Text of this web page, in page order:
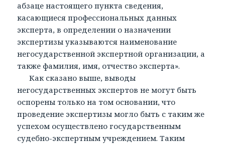
абзаце настоящего пункта сведения,
касающиеся профессиональных данных
эксперта, в определении о назначении
экспертизы указываются наименование
негосударственной экспертной организации, а
также фамилия, имя, отчество эксперта».
Как сказано выше, выводы
негосударственных экспертов не могут быть
оспорены только на том основании, что
проведение экспертизы могло быть с таким же
успехом осуществлено государственным
судебно-экспертным учреждением. Таким